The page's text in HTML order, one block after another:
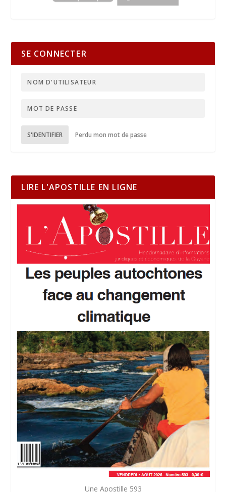
SE CONNECTER
S'IDENTIFIER Perdu mon mot de passe
LIRE L'APOSTILLE EN LIGNE
Une Apostille 593